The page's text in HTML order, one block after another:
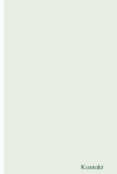
Kontakt